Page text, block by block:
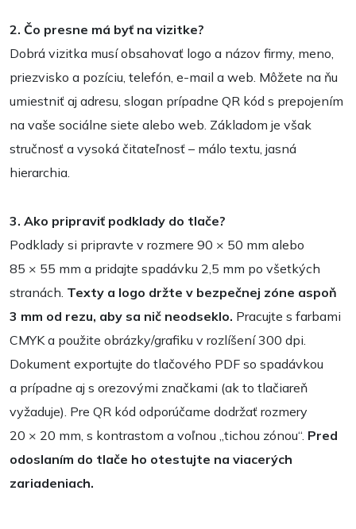
2. Čo presne má byť na vizitke?
Dobrá vizitka musí obsahovať logo a názov firmy, meno,
priezvisko a pozíciu, telefón, e-mail a web. Môžete na ňu
umiestniť aj adresu, slogan prípadne QR kód s prepojením
na vaše sociálne siete alebo web. Základom je však
stručnosť a vysoká čitateľnosť – málo textu, jasná
hierarchia.
3. Ako pripraviť podklady do tlače?
Podklady si pripravte v rozmere 90 × 50 mm alebo
85 × 55 mm a pridajte spadávku 2,5 mm po všetkých
stranách. Texty a logo držte v bezpečnej zóne aspoň
3 mm od rezu, aby sa nič neodseklo. Pracujte s farbami
CMYK a použite obrázky/grafiku v rozlíšení 300 dpi.
Dokument exportujte do tlačového PDF so spadávkou
a prípadne aj s orezovými značkami (ak to tlačiareň
vyžaduje). Pre QR kód odporúčame dodržať rozmery
20 × 20 mm, s kontrastom a voľnou „tichou zónou“. Pred
odoslaním do tlače ho otestujte na viacerých
zariadeniach.